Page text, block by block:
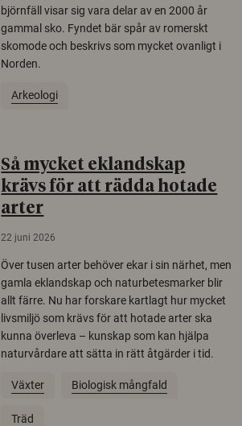
björnfäll visar sig vara delar av en 2000 år
gammal sko. Fyndet bär spår av romerskt
skomode och beskrivs som mycket ovanligt i
Norden.
Arkeologi
Så mycket eklandskap
krävs för att rädda hotade
arter
22 juni 2026
Över tusen arter behöver ekar i sin närhet, men
gamla eklandskap och naturbetesmarker blir
allt färre. Nu har forskare kartlagt hur mycket
livsmiljö som krävs för att hotade arter ska
kunna överleva – kunskap som kan hjälpa
naturvårdare att sätta in rätt åtgärder i tid.
Växter Biologisk mångfald
Träd